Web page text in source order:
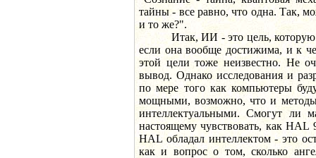
тайны - все равно, что одна. Так,
и то же?".
Итак, ИИ - это цель, которую
если она вообще достижима, и к
этой цели тоже неизвестно. Не
вывод. Однако исследования и
по мере того как компьютеры
мощными, возможно, что и методы
интеллектуальными. Смогут ли
настоящему чувствовать, как HAL
HAL обладал интеллектом - это
как и вопрос о том, сколько